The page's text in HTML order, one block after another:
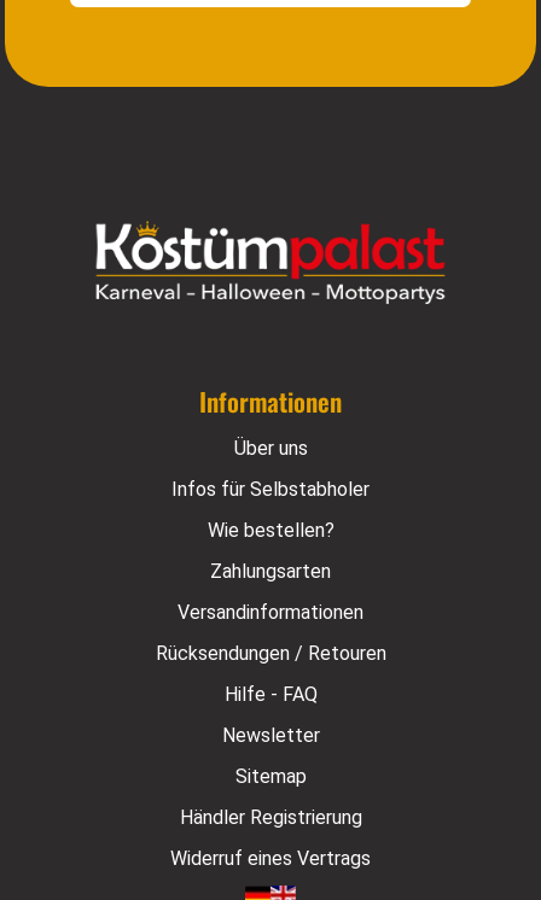
Informationen
Über uns
Infos für Selbstabholer
Wie bestellen?
Zahlungsarten
Versandinformationen
Rücksendungen / Retouren
Hilfe - FAQ
Newsletter
Sitemap
Händler Registrierung
Widerruf eines Vertrags